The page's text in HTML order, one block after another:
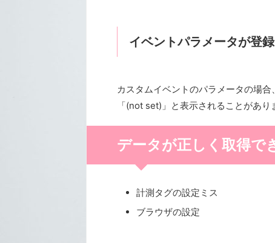
イベントパラメータが登
カスタムイベントのパラメータの場
「(not set)」と表示されることがあり
データが正しく取得で
計測タグの設定ミス
ブラウザの設定